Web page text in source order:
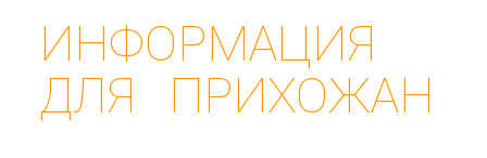
ИНФОРМАЦИЯ
ДЛЯ ПРИХОЖАН